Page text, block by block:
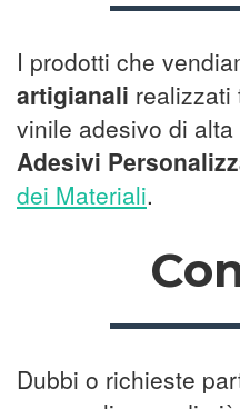
I prodotti che
artigianali realizzati
vinile adesivo di
Adesivi
dei Materiali.
Dubbi o richieste